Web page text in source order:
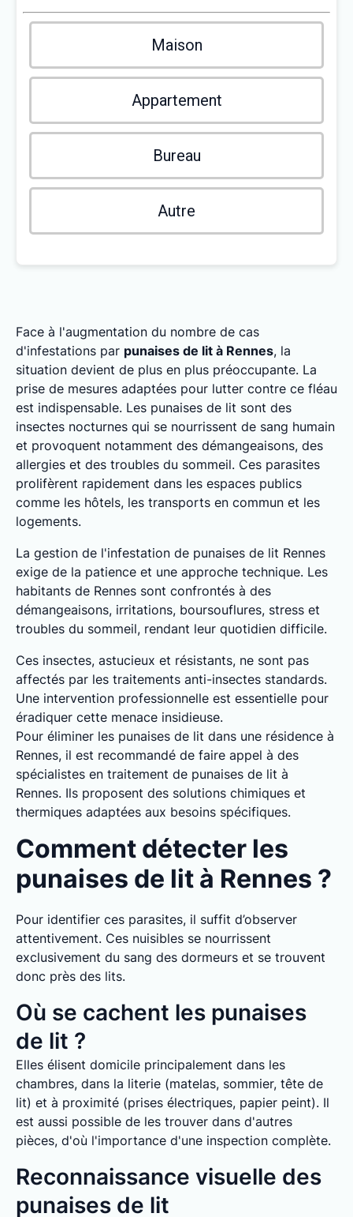
Maison
Appartement
Bureau
Autre
Face à l'augmentation du nombre de cas
d'infestations par punaises de lit à Rennes, la
situation devient de plus en plus préoccupante. La
prise de mesures adaptées pour lutter contre ce fléau
est indispensable. Les punaises de lit sont des
insectes nocturnes qui se nourrissent de sang humain
et provoquent notamment des démangeaisons, des
allergies et des troubles du sommeil. Ces parasites
prolifèrent rapidement dans les espaces publics
comme les hôtels, les transports en commun et les
logements.
La gestion de l'infestation de punaises de lit Rennes
exige de la patience et une approche technique. Les
habitants de Rennes sont confrontés à des
démangeaisons, irritations, boursouflures, stress et
troubles du sommeil, rendant leur quotidien difficile.
Ces insectes, astucieux et résistants, ne sont pas
affectés par les traitements anti-insectes standards.
Une intervention professionnelle est essentielle pour
éradiquer cette menace insidieuse.
Pour éliminer les punaises de lit dans une résidence à
Rennes, il est recommandé de faire appel à des
spécialistes en traitement de punaises de lit à
Rennes. Ils proposent des solutions chimiques et
thermiques adaptées aux besoins spécifiques.
Comment détecter les
punaises de lit à Rennes ?
Pour identifier ces parasites, il suffit d’observer
attentivement. Ces nuisibles se nourrissent
exclusivement du sang des dormeurs et se trouvent
donc près des lits.
Où se cachent les punaises
de lit ?
Elles élisent domicile principalement dans les
chambres, dans la literie (matelas, sommier, tête de
lit) et à proximité (prises électriques, papier peint). Il
est aussi possible de les trouver dans d'autres
pièces, d'où l'importance d'une inspection complète.
Reconnaissance visuelle des
punaises de lit